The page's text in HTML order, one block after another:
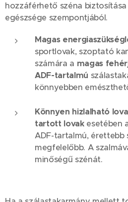
hozzáférhető széna
egészsége szempontjából.
Magas
sportlovak, szoptató
számára a magas
ADF-tartalmú
könnyebben
Könnyen hizlalható
tartott lovakesetében
ADF-tartalmú, érettebb
megfelelőbb. A
minőségű szénát.